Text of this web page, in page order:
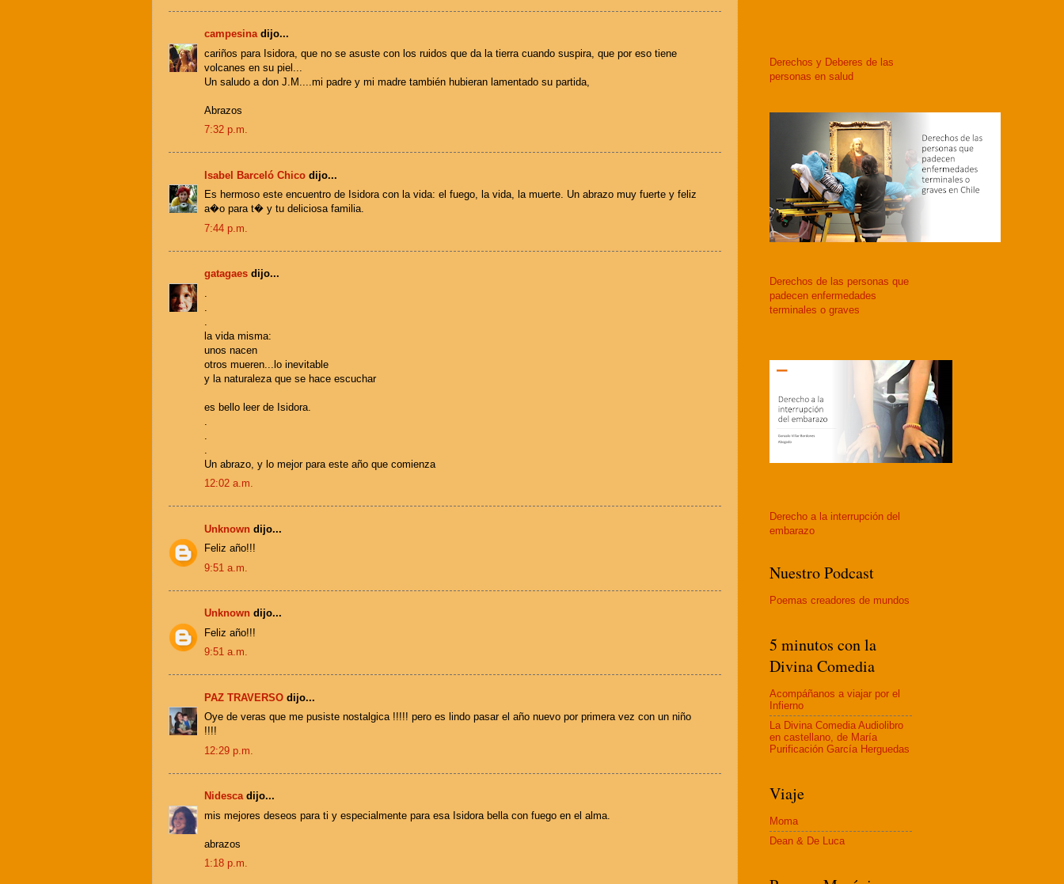
campesinadijo...
cariños para Isidora, que no se asuste con los ruidos que da la tierra cuando suspira, que por eso tiene
volcanes en su piel...
Un saludo a don J.M....mi padre y mi madre también hubieran lamentado su partida,
Abrazos
7:32 p.m.
Isabel Barceló Chico dijo...
Es hermoso este encuentro de Isidora con la vida: el fuego, la vida, la muerte. Un abrazo muy fuerte y feliz
a�o para t� y tu deliciosa familia.
7:44 p.m.
gatagaes dijo...
la vida misma:
unos nacen
otros mueren...lo inevitable
y la naturaleza que se hace escuchar
es bello leer de Isidora.
Un abrazo, y lo mejor para este año que comienza
12:02 a.m.
Unknown dijo...
Feliz año!!!
9:51 a.m.
Unknown dijo...
Feliz año!!!
9:51 a.m.
PAZ TRAVERSO dijo...
Oye de veras que me pusiste nostalgica !!!!! pero es lindo pasar el año nuevo por primera vez con un niño
!!!!
12:29 p.m.
Nidescadijo...
mis mejores deseos para ti y especialmente para esa Isidora bella con fuego en el alma.
abrazos
1:18 p.m.
Derechos y Deberes de las
personas en salud
Derechos de las personas que
padecen enfermedades
terminales o graves
Derecho a la interrupción del
embarazo
Nuestro Podcast
Poemas creadores de mundos
5 minutos con la
Divina Comedia
Acompáñanos a viajar por el
Infierno
La Divina Comedia Audiolibro
en castellano, de María
Purificación García Herguedas
Viaje
Moma
Dean & De Luca